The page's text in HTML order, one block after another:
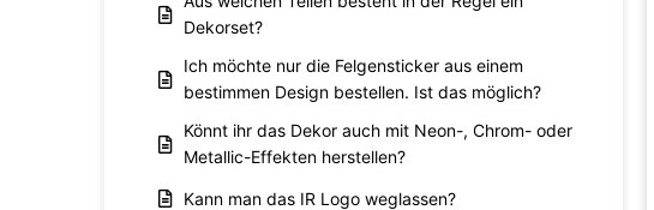
Dekorset?
Ich möchte nur die Felgensticker aus einem
bestimmen Design bestellen. Ist das möglich?
Könnt ihr das Dekor auch mit Neon-, Chrom- oder
Metallic-Effekten herstellen?
Kann man das IR Logo weglassen?